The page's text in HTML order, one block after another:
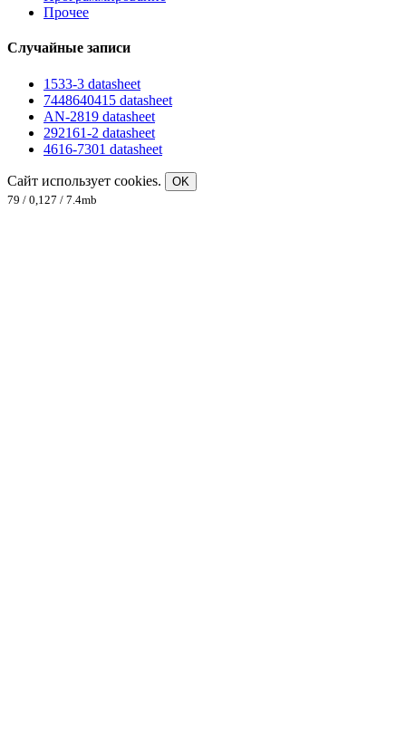
Прочее
Случайные записи
1533-3 datasheet
7448640415 datasheet
AN-2819 datasheet
292161-2 datasheet
4616-7301 datasheet
Сайт использует cookies.
OK
79 / 0,127 / 7.4mb